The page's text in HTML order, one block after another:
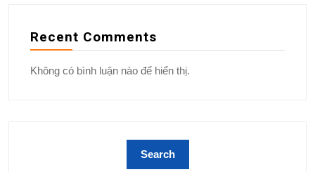
Recent Comments
Không có bình luận nào để hiển thị.